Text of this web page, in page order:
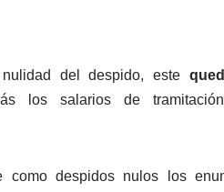
del despido, este
los salarios de
como despidos nulos los